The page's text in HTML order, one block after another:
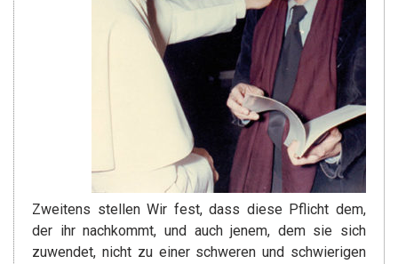
Zweitens stellen Wir fest, dass diese Pflicht dem,
der ihr nachkommt, und auch jenem, dem sie sich
zuwendet, nicht zu einer schweren und schwierigen